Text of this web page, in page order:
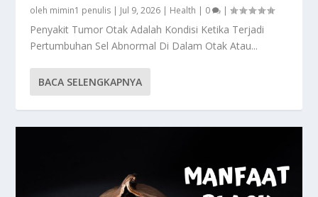
oleh mimin1 penulis | Jul 9, 2026 | Health | 0 |
Penyakit Tumor Otak Adalah Kondisi Ketika Terjadi
Pertumbuhan Sel Abnormal Di Dalam Otak Atau...
BACA SELENGKAPNYA